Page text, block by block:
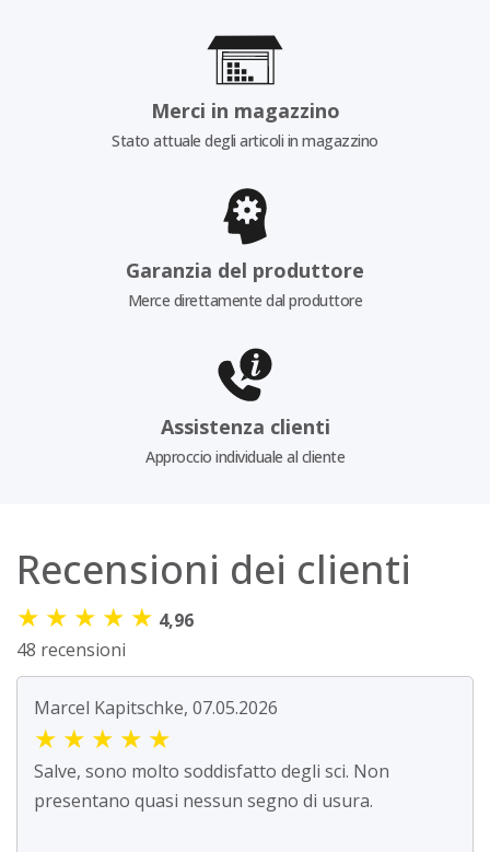
Merci in magazzino
Stato attuale degli articoli in magazzino
Garanzia del produttore
Merce direttamente dal produttore
Assistenza clienti
Approccio individuale al cliente
Recensioni dei clienti
★ ★ ★ ★ ★ 4,96
48 recensioni
Marcel Kapitschke, 07.05.2026
★ ★ ★ ★ ★
Salve, sono molto soddisfatto degli sci. Non
presentano quasi nessun segno di usura.